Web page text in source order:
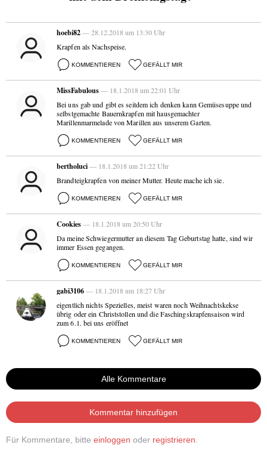
hoebi82— 28.12.2018 um 13:30 Uhr
Krapfen als Nachspeise.
KOMMENTIEREN GEFÄLLT MIR
MissFabulous— 18.1.2018 um 22:01 Uhr
Bei uns gab und gibt es seitdem ich denken kann Gemüsesuppe und
selbstgemachte Bauernkrapfen mit hausgemachter
Marillenmarmelade von Marillen aus unserem Garten.
KOMMENTIEREN GEFÄLLT MIR
bertholuci— 18.1.2018 um 21:22 Uhr
Brandteigkrapfen von meiner Mutter. Heute mache ich sie.
KOMMENTIEREN GEFÄLLT MIR
Cookies— 18.1.2018 um 20:50 Uhr
Da meine Schwiegermutter an diesem Tag Geburtstag hatte, sind wir
immer Essen gegangen.
KOMMENTIEREN GEFÄLLT MIR
gabi3106— 18.1.2018 um 18:27 Uhr
eigentlich nichts Spezielles, meist waren noch Weihnachtskekse
übrig oder ein Christstollen und die Faschingskrapfensaison wird
zum 6.1. bei uns eröffnet
KOMMENTIEREN GEFÄLLT MIR
Alle Kommentare
Kommentar hinzufügen
Für Kommentare, bitte einloggen oder registrieren.